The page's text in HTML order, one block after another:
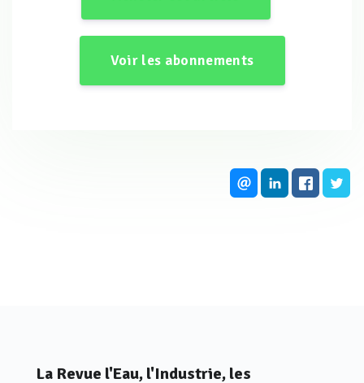
L’OBJET DU CONDITIONNEMENT
Pour définir le conditionnement de l'eau d’un circuit de
compte également des matériaux constitutifs du circuit,
est le besoin réel de l'utilisateur, quelle est la nature des
Voir les abonnements
La Revue l'Eau, l'Industrie, les